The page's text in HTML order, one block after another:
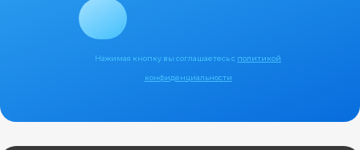
Нажимая кнопку вы соглашаетесь с политикой
конфиденциальности